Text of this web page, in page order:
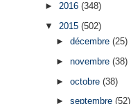
►2016(348)
▼ 2015(502)
► décembre (25)
► novembre (38)
► octobre (38)
► septembre (52)